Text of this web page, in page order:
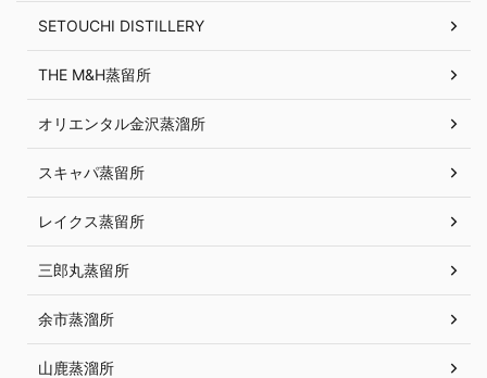
SETOUCHI DISTILLERY
THE M&H蒸留所
オリエンタル金沢蒸溜所
スキャパ蒸留所
レイクス蒸留所
三郎丸蒸留所
余市蒸溜所
山鹿蒸溜所